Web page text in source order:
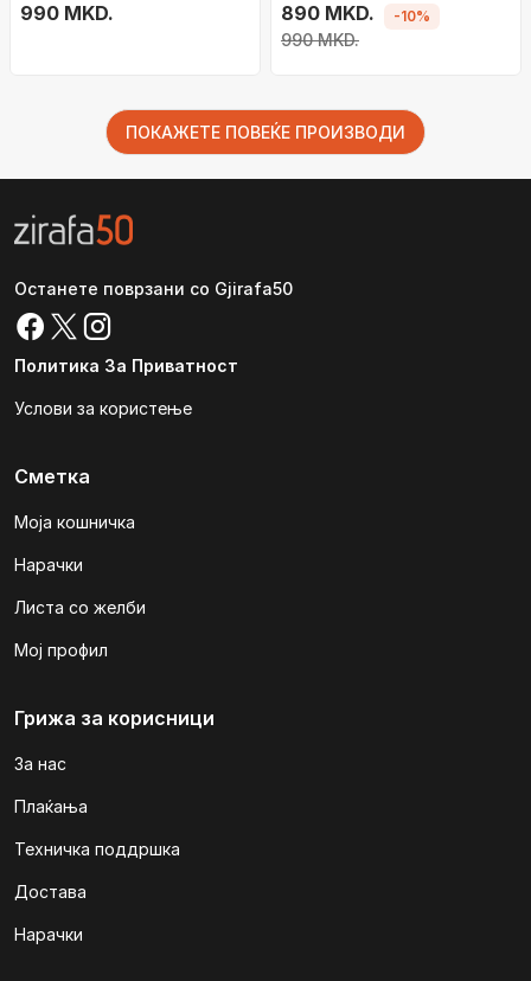
телефон, црно
990 MKD.
Redmi Note 15 Pro 5G,
флексибилно хибридно
890 MKD.
990 MKD.
-10%
ПОКАЖЕТЕ ПОВЕЌЕ ПРОИЗВОДИ
Останете поврзани со Gjirafa50
Политика За Приватност
Услови за користење
Сметка
Моја кошничка
Нарачки
Листа со желби
Мој профил
Грижа за корисници
За нас
Плаќања
Техничка поддршка
Достава
Нарачки